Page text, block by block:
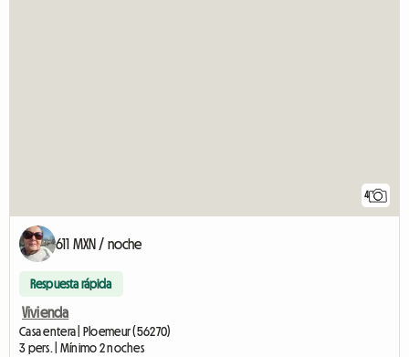
4
611 MXN / noche
Respuesta rápida
Vivienda
Casa entera | Ploemeur (56270)
3 pers. | Mínimo 2 noches